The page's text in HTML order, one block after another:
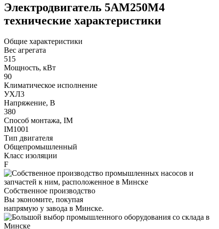
Электродвигатель 5АМ250М4
технические характеристики
Общие характеристики
Вес агрегата
515
Мощность, кВт
90
Климатическое исполнение
УХЛ3
Напряжение, В
380
Способ монтажа, IM
IM1001
Тип двигателя
Общепромышленный
Класс изоляции
F
Собственное производство
Вы экономите, покупая
напрямую у завода в Минске.